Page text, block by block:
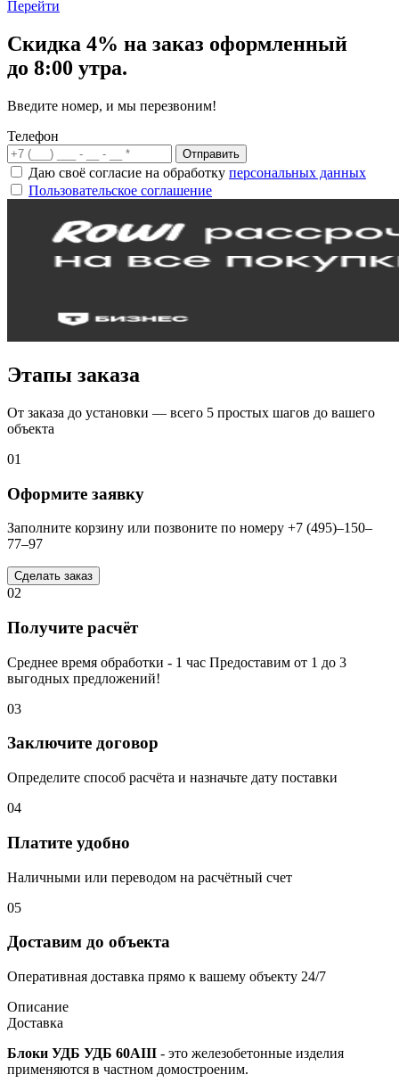
Перейти
Скидка 4% на заказ оформленный
до 8:00 утра.
Введите номер, и мы перезвоним!
Телефон
Отправить
Даю своё согласие на обработку персональных данных
Пользовательское соглашение
Этапы заказа
От заказа до установки — всего 5 простых шагов до вашего
объекта
01
Оформите заявку
Заполните корзину или позвоните по номеру +7 (495)–150–
77–97
Сделать заказ
02
Получите расчёт
Среднее время обработки - 1 час Предоставим от 1 до 3
выгодных предложений!
03
Заключите договор
Определите способ расчёта и назначьте дату поставки
04
Платите удобно
Наличными или переводом на расчётный счет
05
Доставим до объекта
Оперативная доставка прямо к вашему объекту 24/7
Описание
Доставка
Блоки УДБ УДБ 60АIII - это железобетонные изделия
применяются в частном домостроеним.